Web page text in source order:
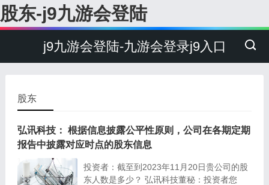
股东-j9九游会登陆
j9九游会登陆-九游会登录j9入口
股东
弘讯科技： 根据信息披露公平性原则，公司在各期定期
报告中披露对应时点的股东信息
投资者：截至到2023年11月20日贵公司的股
东人数是多少？ 弘讯科技董秘：投资者您